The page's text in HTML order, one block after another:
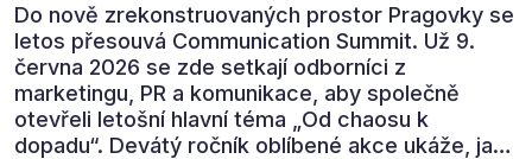
Do nově zrekonstruovaných prostor Pragovky se
letos přesouvá Communication Summit. Už 9.
června 2026 se zde setkají odborníci z
marketingu, PR a komunikace, aby společně
otevřeli letošní hlavní téma „Od chaosu k
dopadu“. Devátý ročník oblíbené akce ukáže, jak